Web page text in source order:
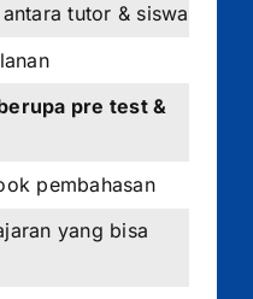
tutor & siswa
pre test &
pembahasan
yang bisa